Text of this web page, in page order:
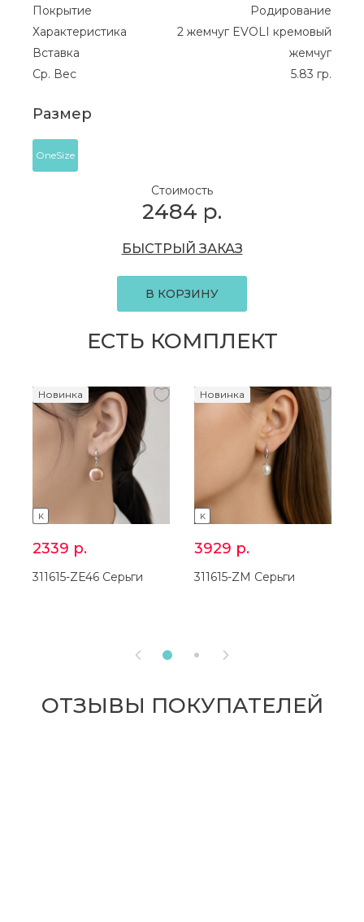
Покрытие
Родирование
Характеристика
2 жемчуг EVOLI кремовый
Вставка
жемчуг
Ср. Вес
5.83 гр.
Размер
OneSize
Стоимость
2484 р.
БЫСТРЫЙ ЗАКАЗ
В КОРЗИНУ
ЕСТЬ КОМПЛЕКТ
K
Новинка
2339 р.
311615-ZE46 Серьги
K
Новинка
3929 р.
311615-ZM Серьги
 
ОТЗЫВЫ ПОКУПАТЕЛЕЙ